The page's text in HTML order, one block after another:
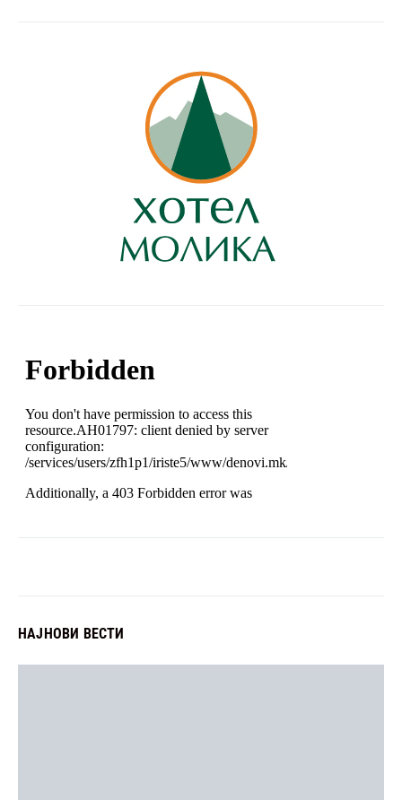
НАЈНОВИ ВЕСТИ